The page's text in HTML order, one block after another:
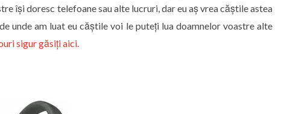
își doresc telefoane sau alte lucruri, dar eu aș vrea căștile astea
unde am luat eu căștile voi le puteți lua doamnelor voastre alte
sigur găsiți aici.